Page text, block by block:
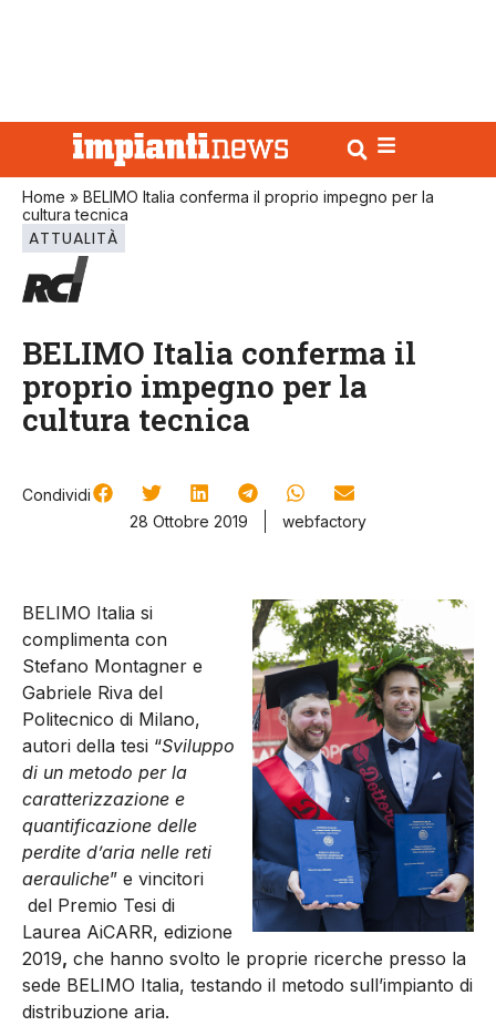
Home » BELIMO Italia conferma il proprio impegno per la
cultura tecnica
ATTUALITÀ
BELIMO Italia conferma il
proprio impegno per la
cultura tecnica
Condividi
28 Ottobre 2019
webfactory
BELIMO Italia si
complimenta con
Stefano Montagner e
Gabriele Riva del
Politecnico di Milano,
autori della tesi “Sviluppo
di un metodo per la
caratterizzazione e
quantificazione delle
perdite d’aria nelle reti
aerauliche” e vincitori
del Premio Tesi di
Laurea AiCARR, edizione
2019, che hanno svolto le proprie ricerche presso la
sede BELIMO Italia, testando il metodo sull’impianto di
distribuzione aria.